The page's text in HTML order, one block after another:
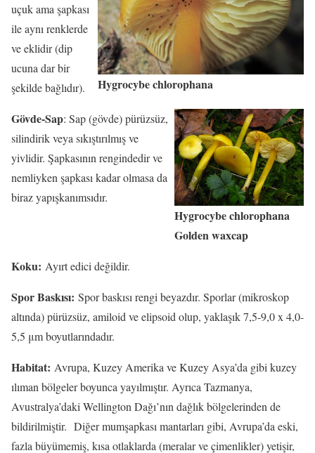
uçuk ama şapkası
ile aynı renklerde
ve eklidir (dip
ucuna dar bir
şekilde bağlıdır).
Hygrocybe chlorophana
Gövde-Sap: Sap (gövde) pürüzsüz,
silindirik veya sıkıştırılmış ve
yivlidir. Şapkasının rengindedir ve
nemliyken şapkası kadar olmasa da
biraz yapışkanımsıdır.
Hygrocybe chlorophana
Golden waxcap
Koku: Ayırt edici değildir.
Spor Baskısı: Spor baskısı rengi beyazdır. Sporlar (mikroskop
altında) pürüzsüz, amiloid ve elipsoid olup, yaklaşık 7,5-9,0 x 4,0-
5,5 μm boyutlarındadır.
Habitat: Avrupa, Kuzey Amerika ve Kuzey Asya’da gibi kuzey
ılıman bölgeler boyunca yayılmıştır. Ayrıca Tazmanya,
Avustralya’daki Wellington Dağı’nın dağlık bölgelerinden de
bildirilmiştir. Diğer mumşapkası mantarları gibi, Avrupa’da eski,
fazla büyümemiş, kısa otlaklarda (meralar ve çimenlikler) yetişir,